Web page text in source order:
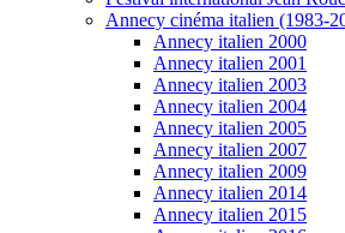
Annecy cinéma italien (1983-
Annecy italien 2000
Annecy italien 2001
Annecy italien 2003
Annecy italien 2004
Annecy italien 2005
Annecy italien 2007
Annecy italien 2009
Annecy italien 2014
Annecy italien 2015